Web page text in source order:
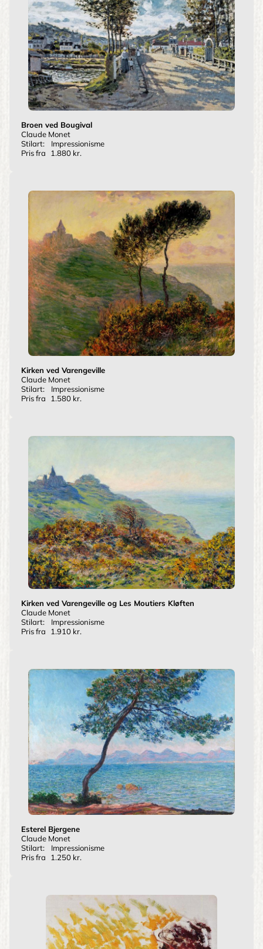
Broen ved Bougival
Claude Monet
Stilart:
Impressionisme
Pris fra
1.880 kr.
Kirken ved Varengeville
Claude Monet
Stilart:
Impressionisme
Pris fra
1.580 kr.
Kirken ved Varengeville og Les Moutiers Kløften
Claude Monet
Stilart:
Impressionisme
Pris fra
1.910 kr.
Esterel Bjergene
Claude Monet
Stilart:
Impressionisme
Pris fra
1.250 kr.